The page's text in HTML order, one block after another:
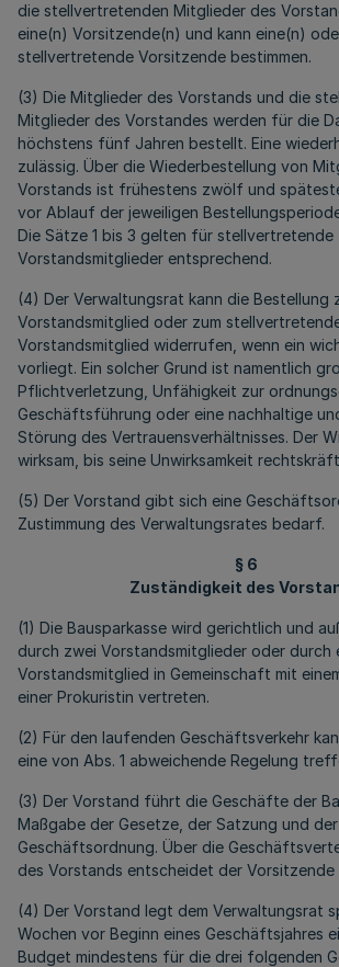
die stellvertretenden Mitglieder des
eine(n) Vorsitzende(n) und kann eine(n)
stellvertretende Vorsitzende bestimmen.
(3) Die Mitglieder des Vorstands und die
Mitglieder des Vorstandes werden für die
höchstens fünf Jahren bestellt. Eine
zulässig. Über die Wiederbestellung von
Vorstands ist frühestens zwölf und
vor Ablauf der jeweiligen
Die Sätze 1 bis 3 gelten für stellvertretende
Vorstandsmitglieder entsprechend.
(4) Der Verwaltungsrat kann die Bestellung
Vorstandsmitglied oder zum
Vorstandsmitglied widerrufen, wenn ein
vorliegt. Ein solcher Grund ist namentlich
Pflichtverletzung, Unfähigkeit zur
Geschäftsführung oder eine nachhaltige
Störung des Vertrauensverhältnisses. Der
wirksam, bis seine Unwirksamkeit
(5) Der Vorstand gibt sich eine
Zustimmung des Verwaltungsrates bedarf.
§ 6
Zuständigkeit des
(1) Die Bausparkasse wird gerichtlich und
durch zwei Vorstandsmitglieder oder durch
Vorstandsmitglied in Gemeinschaft mit
einer Prokuristin vertreten.
(2) Für den laufenden Geschäftsverkehr
eine von Abs. 1 abweichende Regelung
(3) Der Vorstand führt die Geschäfte der
Maßgabe der Gesetze, der Satzung und der
Geschäftsordnung. Über die
des Vorstands entscheidet der Vorsitzende
(4) Der Vorstand legt dem Verwaltungsrat
Wochen vor Beginn eines Geschäftsjahres
Budget mindestens für die drei folgenden